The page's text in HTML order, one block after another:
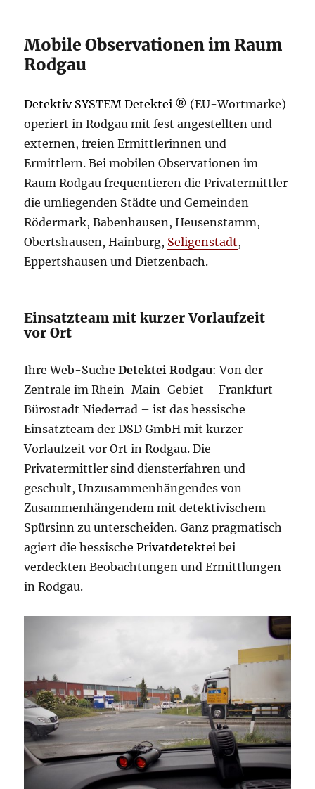
Mobile Observationen im Raum
Rodgau
Detektiv SYSTEM Detektei ® (EU-Wortmarke)
operiert in Rodgau mit fest angestellten und
externen, freien Ermittlerinnen und
Ermittlern. Bei mobilen Observationen im
Raum Rodgau frequentieren die Privatermittler
die umliegenden Städte und Gemeinden
Rödermark, Babenhausen, Heusenstamm,
Obertshausen, Hainburg, Seligenstadt,
Eppertshausen und Dietzenbach.
Einsatzteam mit kurzer Vorlaufzeit
vor Ort
Ihre Web-SucheDetektei Rodgau: Von der
Zentrale im Rhein-Main-Gebiet – Frankfurt
Bürostadt Niederrad – ist das hessische
Einsatzteam der DSD GmbH mit kurzer
Vorlaufzeit vor Ort in Rodgau. Die
Privatermittler sind diensterfahren und
geschult, Unzusammenhängendes von
Zusammenhängendem mit detektivischem
Spürsinn zu unterscheiden. Ganz pragmatisch
agiert die hessischePrivatdetektei bei
verdeckten Beobachtungen und Ermittlungen
in Rodgau.